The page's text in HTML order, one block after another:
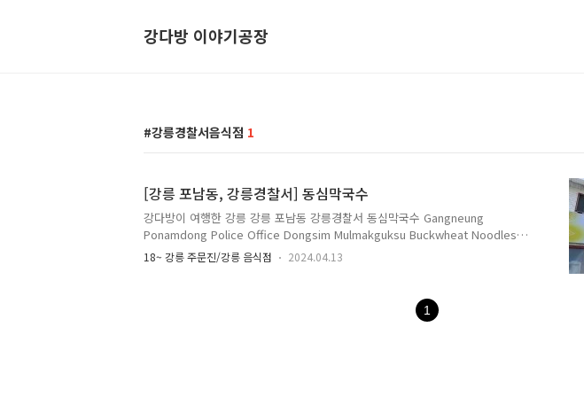
강다방 이야기공장
강릉경찰서음식점 1
[강릉 포남동, 강릉경찰서] 동심막국수
강다방이 여행한 강릉 강릉 포남동 강릉경찰서 동심막국수 Gangneung
Ponamdong Police Office Dongsim Mulmakguksu Buckwheat Noodles
주소 Address : 강원특별자치도 강릉시 강릉대로 370 (포남동 1164) 370
Gangneung-daero, Gangneung-si, Gangwon-do 전화 Telephone : 033-
16:30~19:20 매주 목요일 휴무 Closed Every Thursday 메뉴 및 가격 Menu
with Prices : 물막국수 Mulmakguksu Cold Buckwheat Noodles 9,000원 비
18~ 강릉 주문진/강릉 음식점 2024.04.13
1